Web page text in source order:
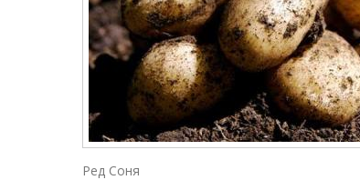
Ред Соня